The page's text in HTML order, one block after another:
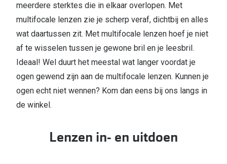
meerdere sterktes die in elkaar overlopen. Met
multifocale lenzen zie je scherp veraf, dichtbij en alles
wat daartussen zit. Met multifocale lenzen hoef je niet
af te wisselen tussen je gewone bril en je leesbril.
Ideaal! Wel duurt het meestal wat langer voordat je
ogen gewend zijn aan de multifocale lenzen. Kunnen je
ogen echt niet wennen? Kom dan eens bij ons langs in
de winkel.
Lenzen in- en uitdoen